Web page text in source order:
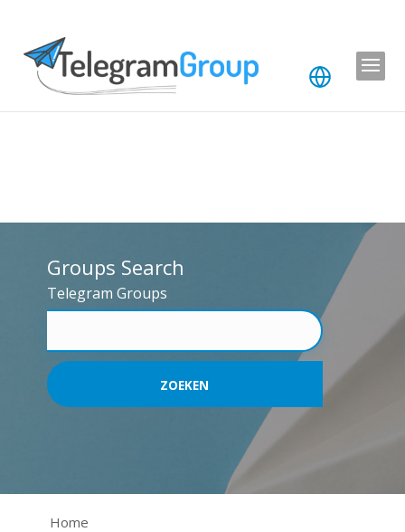
Groups Search
Telegram Groups
Home